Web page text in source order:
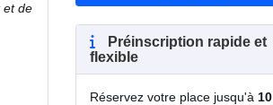
et de
Préinscription rapide et
flexible
Réservez votre place jusqu'à 10